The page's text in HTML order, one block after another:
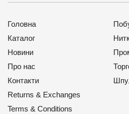
Головна
Каталог
Новини
Про нас
Контакти
Returns & Exchanges
Terms & Conditions